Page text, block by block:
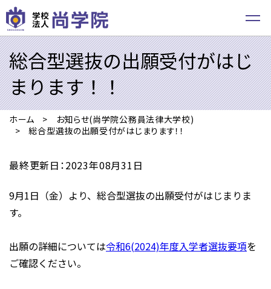
総合型選抜の出願受付がはじ
まります！！
ホーム
お知らせ(尚学院公務員法律大学校)
総合型選抜の出願受付がはじまります！！
最終更新日：2023年08月31日
9月1日（金）より、総合型選抜の出願受付がはじまりま
す。
出願の詳細については令和6(2024)年度入学者選抜要項を
ご確認ください。